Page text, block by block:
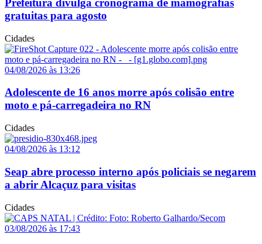
Prefeitura divulga cronograma de mamografias
gratuitas para agosto
Cidades
04/08/2026 às 13:26
Adolescente de 16 anos morre após colisão entre
moto e pá-carregadeira no RN
Cidades
04/08/2026 às 13:12
Seap abre processo interno após policiais se negarem
a abrir Alcaçuz para visitas
Cidades
03/08/2026 às 17:43